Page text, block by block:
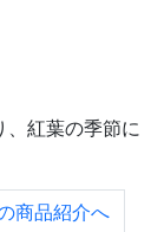
、紅葉の季節に
商品紹介へ